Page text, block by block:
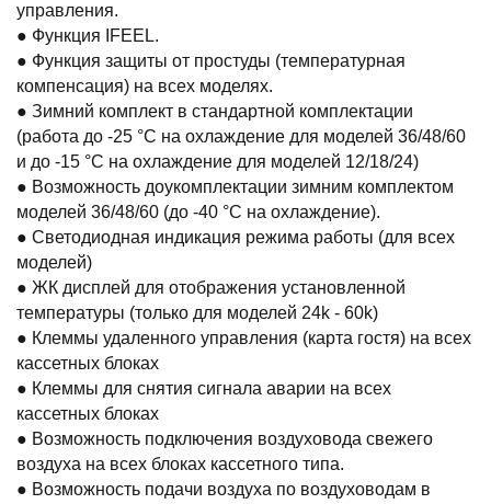
управления.
● Функция IFEEL.
● Функция защиты от простуды (температурная
компенсация) на всех моделях.
● Зимний комплект в стандартной комплектации
(работа до -25 °С на охлаждение для моделей 36/48/60
и до -15 °С на охлаждение для моделей 12/18/24)
● Возможность доукомплектации зимним комплектом
моделей 36/48/60 (до -40 °С на охлаждение).
● Светодиодная индикация режима работы (для всех
моделей)
● ЖК дисплей для отображения установленной
температуры (только для моделей 24k - 60k)
● Клеммы удаленного управления (карта гостя) на всех
кассетных блоках
● Клеммы для снятия сигнала аварии на всех
кассетных блоках
● Возможность подключения воздуховода свежего
воздуха на всех блоках кассетного типа.
● Возможность подачи воздуха по воздуховодам в